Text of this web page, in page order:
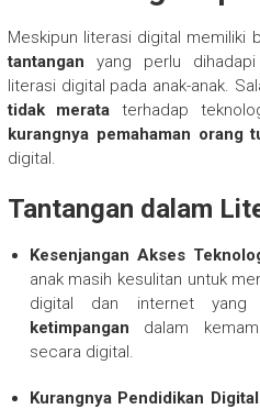
Meskipun literasi digital memiliki
tantangan yang perlu
literasi digital pada anak-anak.
tidak merata terhadap
kurangnya pemahaman orang
digital.
Tantangan dalam
Kesenjangan Akses
anak masih kesulitan untuk
digital dan internet yang
ketimpangan dalam
secara digital.
Kurangnya Pendidikan